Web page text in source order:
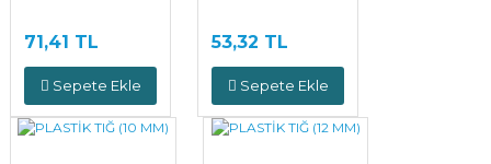
71,41 TL
Sepete Ekle
53,32 TL
Sepete Ekle